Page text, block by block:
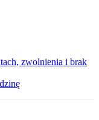
zwolnienia i brak